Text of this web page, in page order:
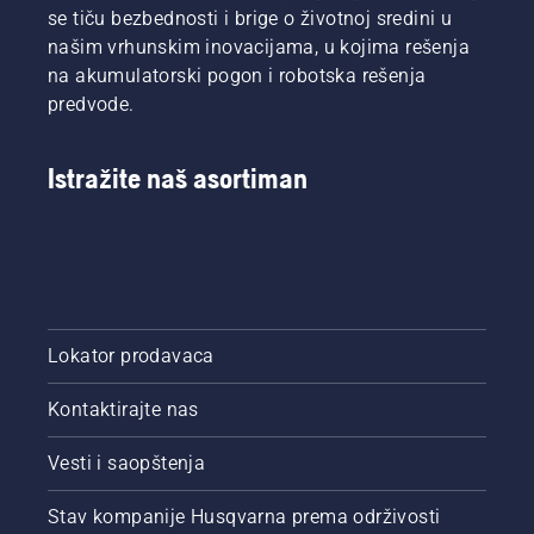
osigurali
optimalni
uslovi.
To znači
da će
travnjaka
signale.
Naši
modeli
opremljeni
kamerom
snađete,
sastavili
smo ovaj
jednostavan
se tiču bezbednosti i brige o životnoj sredini u
našim vrhunskim inovacijama, u kojima rešenja
na akumulatorski pogon i robotska rešenja
predvode.
Istražite naš asortiman
Lokator prodavaca
Kontaktirajte nas
Vesti i saopštenja
Stav kompanije Husqvarna prema održivosti